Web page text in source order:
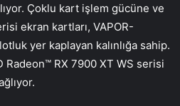
Çoklu kart işlem gücüne ve
ekran kartları, VAPOR-
yer kaplayan kalınlığa sahip.
Radeon™ RX 7900 XT WS serisi